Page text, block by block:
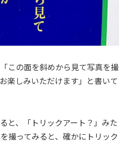
この面を斜めから見て写真を撮
楽しみいただけます」と書いて
と、「トリックアート？」みた
撮ってみると、確かにトリック